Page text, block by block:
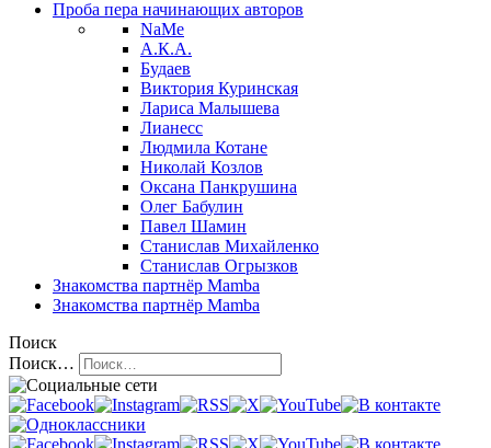
Проба пера начинающих авторов
NaMe
А.К.А.
Будаев
Виктория Куринская
Лариса Малышева
Лианесс
Людмила Котане
Николай Козлов
Оксана Панкрушина
Олег Бабулин
Павел Шамин
Станислав Михайленко
Станислав Огрызков
Знакомства партнёр Mamba
Знакомства партнёр Mamba
Поиск
Поиск…